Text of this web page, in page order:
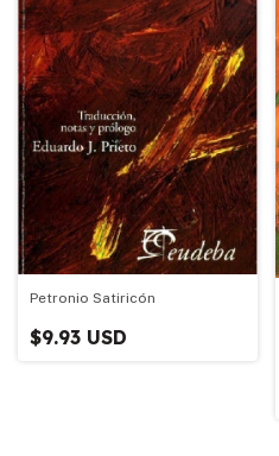
Petronio Satiricón
$9.93 USD